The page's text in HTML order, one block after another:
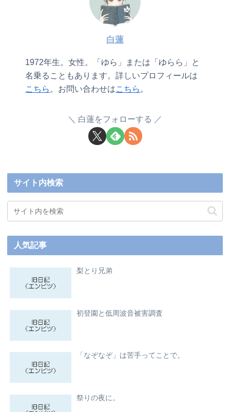
白蓮
1972年生。女性。「ゆら」または「ゆらら」と
名乗ることもあります。詳しいプロフィールは
こちら。お問い合わせはこちら。
白蓮をフォローする
サイト内検索
人気記事
梨とり兄弟
初登園と低周波音被害調査
「なぞなぞ」は苦手ってことで。
祭りの夜に。